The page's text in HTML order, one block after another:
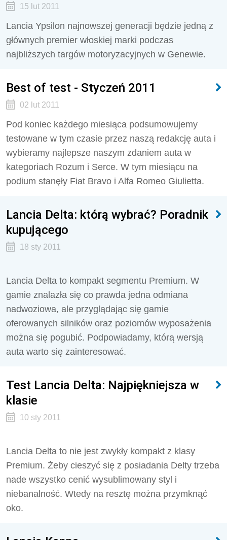
15 lut 2011
Lancia Ypsilon najnowszej generacji będzie jedną z
głównych premier włoskiej marki podczas
najbliższych targów motoryzacyjnych w Genewie.
Best of test - Styczeń 2011
02 lut 2011
Pod koniec każdego miesiąca podsumowujemy
testowane w tym czasie przez naszą redakcję auta i
wybieramy najlepsze naszym zdaniem auta w
kategoriach Rozum i Serce. W tym miesiącu na
podium stanęły Fiat Bravo i Alfa Romeo Giulietta.
Lancia Delta: którą wybrać? Poradnik
kupującego
18 sty 2011
Lancia Delta to kompakt segmentu Premium. W
gamie znalazła się co prawda jedna odmiana
nadwoziowa, ale przyglądając się gamie
oferowanych silników oraz poziomów wyposażenia
można się pogubić. Podpowiadamy, którą wersją
auta warto się zainteresować.
Test Lancia Delta: Najpiękniejsza w
klasie
10 sty 2011
Lancia Delta to nie jest zwykły kompakt z klasy
Premium. Żeby cieszyć się z posiadania Delty trzeba
nade wszystko cenić wysublimowany styl i
niebanalność. Wtedy na resztę można przymknąć
oko.